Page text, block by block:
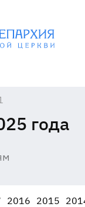
года
2016 2015